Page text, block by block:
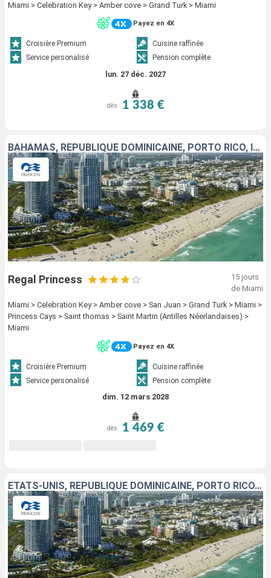
Miami > Celebration Key > Amber cove > Grand Turk > Miami
Payez en 4X
Croisière Premium
Cuisine raffinée
Service personalisé
Pension complète
lun. 27 déc. 2027
dès 1 338 €
BAHAMAS, RÉPUBLIQUE DOMINICAINE, PORTO RICO, ÎLES TURQUES-ET-CAÏQUES, SAINT-THOMAS, SAINT-MARTIN, ÉTATS-UNIS
Regal Princess
15 jours
de Miami
Miami > Celebration Key > Amber cove > San Juan > Grand Turk > Miami >
Princess Cays > Saint thomas > Saint Martin (Antilles Néerlandaises) >
Miami
Payez en 4X
Croisière Premium
Cuisine raffinée
Service personalisé
Pension complète
dim. 12 mars 2028
dès 1 469 €
ÉTATS-UNIS, RÉPUBLIQUE DOMINICAINE, PORTO RICO, ÎLES TURQUES-ET-CAÏQUES, BAHAMAS, SAINT-THOMAS, SAINT-MARTIN